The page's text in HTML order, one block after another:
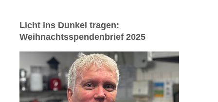
Licht ins Dunkel tragen:
Weihnachtsspendenbrief 2025